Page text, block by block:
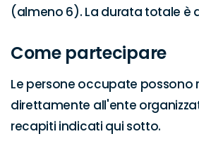
(almeno 6). La durata totale è
Come partecipare
Le persone occupate possono
direttamente all'ente
recapiti indicati qui sotto.